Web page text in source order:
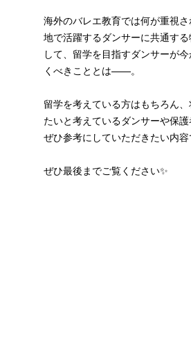
海外のバレエ教育では何が重視
地で活躍するダンサーに共通す
して、留学を目指すダンサーが
くべきこととは——。
留学を考えている方はもちろん
たいと考えているダンサーや保護
ぜひ参考にしていただきたい内容
ぜひ最後までご覧ください✨